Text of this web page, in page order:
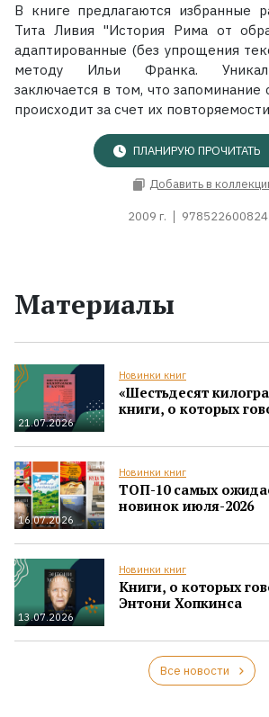
В книге предлагаются избранные
Тита Ливия "История Рима от
адаптированные (без упрощения
методу Ильи Франка.
заключается в том, что
происходит за счет их
ПЛАНИРУЮ ПРОЧИТАТЬ
Добавить в
2009 г.
Материалы
21.07.2026
Новинки книг
«Шестьдесят
книги, о которых
16.07.2026
Новинки книг
ТОП-10 самых
новинок июля-2026
13.07.2026
Новинки книг
Книги, о которых
Энтони Хопкинса
Все новости